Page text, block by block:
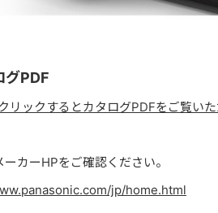
PDF
リックするとカタログPDFをご覧いた
カーHPをご確認ください。
jp/home.html